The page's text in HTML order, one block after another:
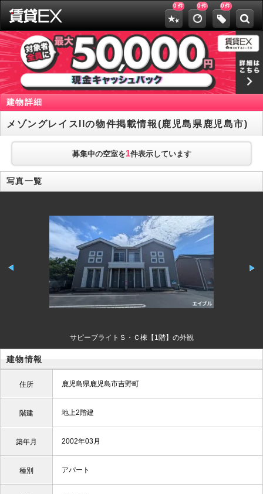
0 件 0件 0件
建物詳細
メゾングレイスIIの物件掲載情報(鹿児島県鹿児島市)
募集中の空室を1件表示しています
写真一覧
サピーブライトＳ・Ｃ棟【1階】の外観
建物情報
住所 鹿児島県鹿児島市吉野町
階建 地上2階建
築年月 2002年03月
種別 アパート